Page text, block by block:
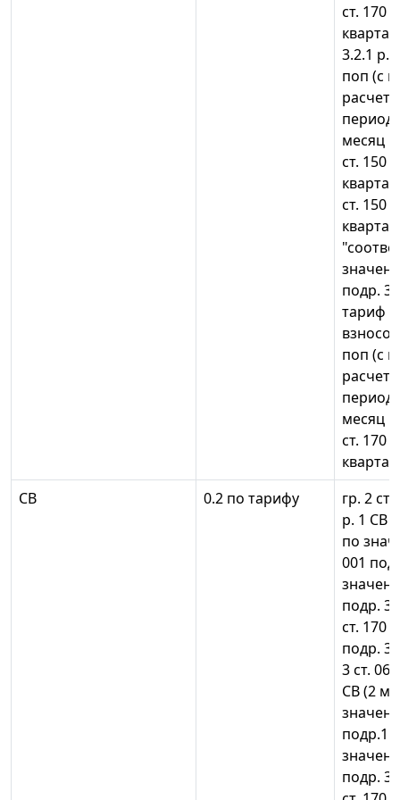
ст. 170
3.2.1
поп (с
месяц
ст. 150
ст. 150
подр.
тариф
поп (с
месяц
ст. 170
СВ
0.2 по тарифу
гр. 2
р. 1 СВ
по
001
подр.
ст. 170
подр.
3 ст.
СВ (2
подр.1
подр.